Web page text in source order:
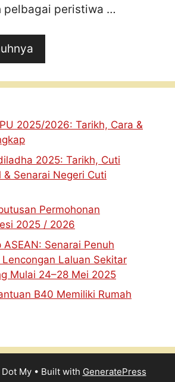
pelbagai peristiwa …
2025/2026: Tarikh, Cara &
2025: Tarikh, Cuti
& Senarai Negeri Cuti
Permohonan
2025 / 2026
Senarai Penuh
Laluan Sekitar
Mulai 24–28 Mei 2025
B40 Memiliki Rumah
My• Built with GeneratePress